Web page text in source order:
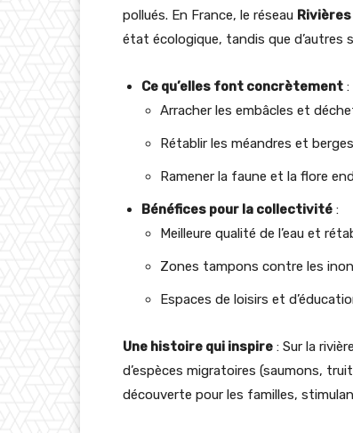
pollués. En France, le réseau
état écologique, tandis que
Ce qu’elles font concrètement :
Arracher les embâcles et
Rétablir les méandres et
Ramener la faune et la flore
Bénéfices pour la collectivité :
Meilleure qualité de l’eau et
Zones tampons contre les
Espaces de loisirs et
Une histoire qui inspire : Sur la
d’espèces migratoires (saumons,
découverte pour les familles,